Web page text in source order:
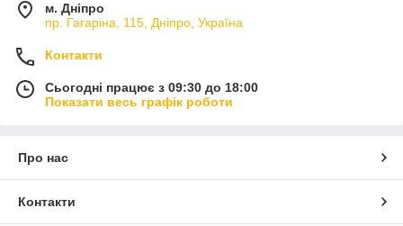
м. Дніпро
пр. Гагаріна, 115, Дніпро, Україна
Контакти
Сьогодні працює з 09:30 до 18:00
Показати весь графік роботи
Про нас
Контакти